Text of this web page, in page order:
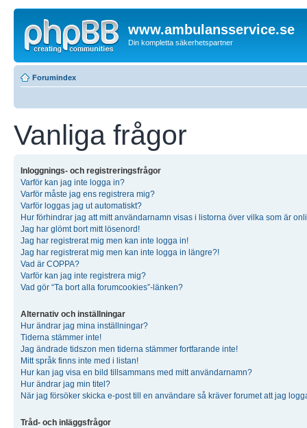
www.ambulansservice.se
Din kompletta säkerhetspartner
Forumindex
Vanliga frågor
Inloggnings- och registreringsfrågor
Varför kan jag inte logga in?
Varför måste jag ens registrera mig?
Varför loggas jag ut automatiskt?
Hur förhindrar jag att mitt användarnamn visas i listorna över vilka som är
Jag har glömt bort mitt lösenord!
Jag har registrerat mig men kan inte logga in!
Jag har registrerat mig men kan inte logga in längre?!
Vad är COPPA?
Varför kan jag inte registrera mig?
Vad gör “Ta bort alla forumcookies”-länken?
Alternativ och inställningar
Hur ändrar jag mina inställningar?
Tiderna stämmer inte!
Jag ändrade tidszon men tiderna stämmer fortfarande inte!
Mitt språk finns inte med i listan!
Hur kan jag visa en bild tillsammans med mitt användarnamn?
Hur ändrar jag min titel?
När jag försöker skicka e-post till en användare så kräver forumet att jag
Tråd- och inläggsfrågor